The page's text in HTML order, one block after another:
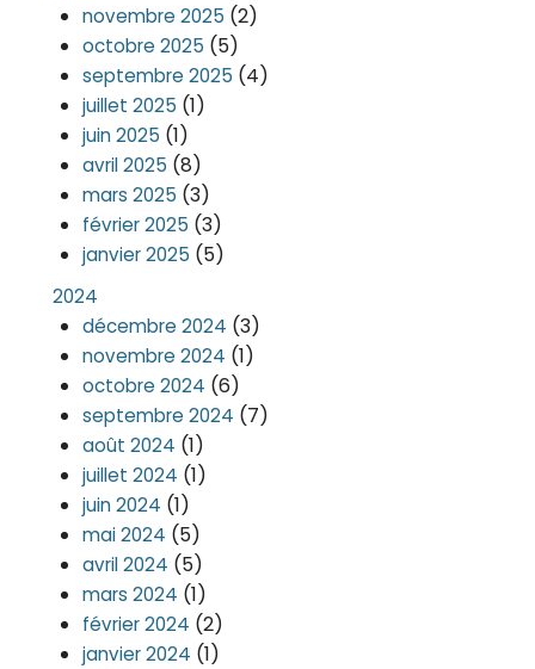
novembre 2025 (2)
octobre 2025 (5)
septembre 2025 (4)
juillet 2025 (1)
juin 2025 (1)
avril 2025 (8)
mars 2025 (3)
février 2025 (3)
janvier 2025 (5)
2024
décembre 2024 (3)
novembre 2024 (1)
octobre 2024 (6)
septembre 2024 (7)
août 2024 (1)
juillet 2024 (1)
juin 2024 (1)
mai 2024 (5)
avril 2024 (5)
mars 2024 (1)
février 2024 (2)
janvier 2024 (1)